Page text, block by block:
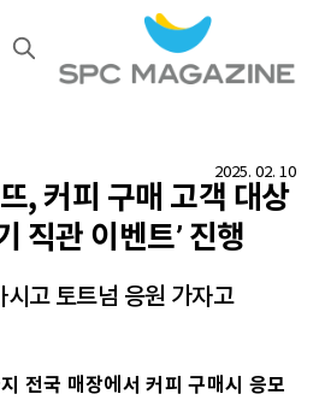
검
2025. 02. 10
, 커피 구매 고객 대상
직관 이벤트’ 진행
시고 토트넘 응원 가자고
전국 매장에서 커피 구매시 응모